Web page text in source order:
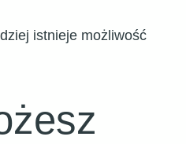
istnieje możliwość